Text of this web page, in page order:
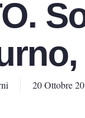
20 Ottobre